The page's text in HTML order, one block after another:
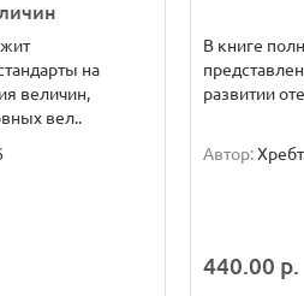
на
величин,
вел..
В книге
развитии
Автор:
440.00 р.